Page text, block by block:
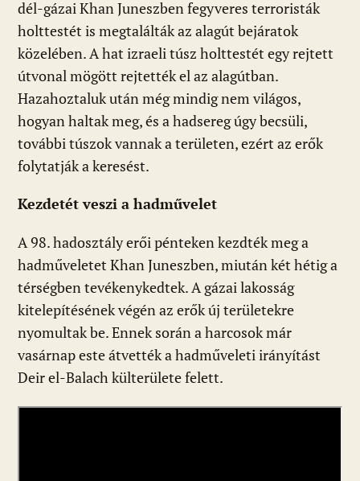
o
k
p
p
g
dél-gázai Khan Juneszben fegyveres terroristák
holttestét is megtalálták az alagút bejáratok
közelében. A hat izraeli túsz holttestét egy rejtett
útvonal mögött rejtették el az alagútban.
Hazahoztaluk után még mindig nem világos,
hogyan haltak meg, és a hadsereg úgy becsüli,
további túszok vannak a területen, ezért az erők
folytatják a keresést.
Kezdetét veszi a hadművelet
A 98. hadosztály erői pénteken kezdték meg a
hadműveletet Khan Juneszben, miután két hétig a
térségben tevékenykedtek. A gázai lakosság
kitelepítésének végén az erők új területekre
nyomultak be. Ennek során a harcosok már
vasárnap este átvették a hadműveleti irányítást
Deir el-Balach külterülete felett.